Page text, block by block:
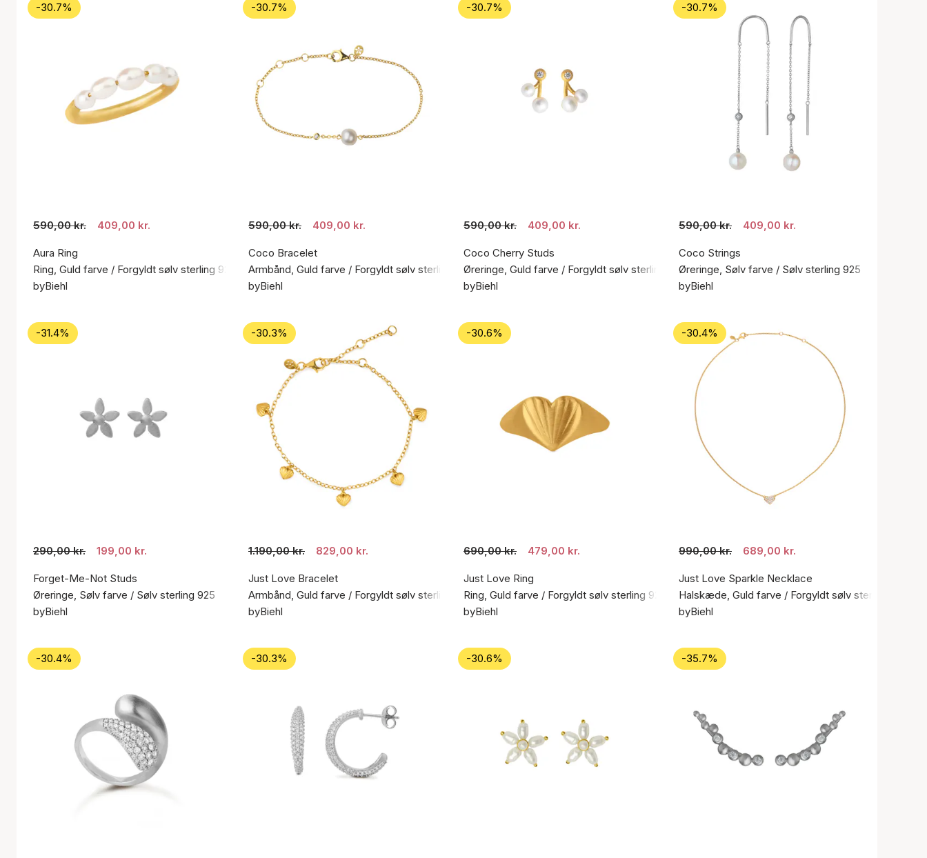
-30.7%
590,00 kr. 409,00 kr.
Aura Ring
Ring, Guld farve / Forgyldt sølv sterling 925
byBiehl
-30.7%
590,00 kr. 409,00 kr.
Coco Bracelet
Armbånd, Guld farve / Forgyldt sølv sterling 925
byBiehl
-30.7%
590,00 kr. 409,00 kr.
Coco Cherry Studs
Øreringe, Guld farve / Forgyldt sølv sterling 925
byBiehl
-30.7%
590,00 kr. 409,00 kr.
Coco Strings
Øreringe, Sølv farve / Sølv sterling 925
byBiehl
-31.4%
290,00 kr. 199,00 kr.
Forget-Me-Not Studs
Øreringe, Sølv farve / Sølv sterling 925
byBiehl
-30.3%
1.190,00 kr. 829,00 kr.
Just Love Bracelet
Armbånd, Guld farve / Forgyldt sølv sterling 925
byBiehl
-30.6%
690,00 kr. 479,00 kr.
Just Love Ring
Ring, Guld farve / Forgyldt sølv sterling 925
byBiehl
-30.4%
990,00 kr. 689,00 kr.
Just Love Sparkle Necklace
Halskæde, Guld farve / Forgyldt sølv sterling 925
byBiehl
-30.4% -30.3% -30.6% -35.7%